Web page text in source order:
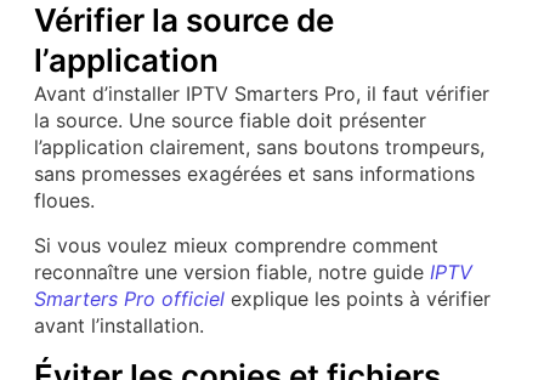
Vérifier la source de
l’application
Avant d’installer IPTV Smarters Pro, il faut vérifier
la source. Une source fiable doit présenter
l’application clairement, sans boutons trompeurs,
sans promesses exagérées et sans informations
floues.
Si vous voulez mieux comprendre comment
reconnaître une version fiable, notre guide IPTV
Smarters Pro officielexplique les points à vérifier
avant l’installation.